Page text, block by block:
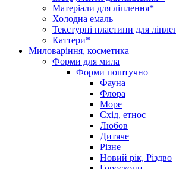
Матеріали для ліплення*
Холодна емаль
Текстурні пластини для
Каттери*
Миловаріння, косметика
Форми для мила
Форми поштучно
Фауна
Флора
Море
Схід, етнос
Любов
Дитяче
Різне
Новий рік, Різдво